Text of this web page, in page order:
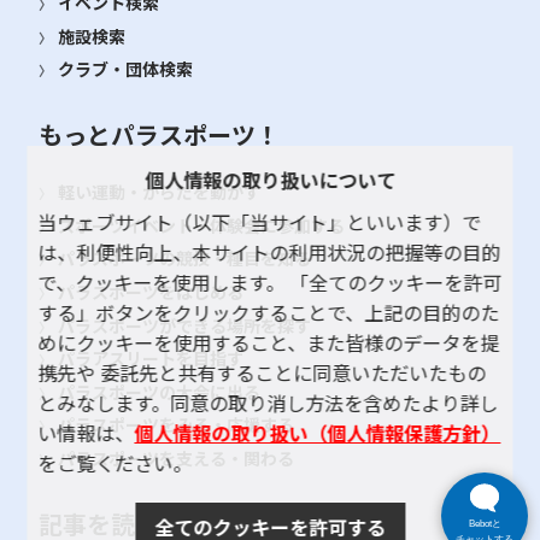
施設検索
クラブ・団体検索
もっとパラスポーツ！
軽い運動・からだを動かす
スポーツイベント・体験会に参加する
パラスポーツの競技・種目を知る
パラスポーツをはじめる
パラスポーツができる場所を探す
パラアスリートを目指す
パラスポーツの大会に出る
パラスポーツをみる・応援する
パラスポーツを支える・関わる
記事を読む
個人情報の取り扱いについて
当ウェブサイト（以下「当サイト」といいます）で
は、利便性向上、本サイトの利用状況の把握等の目的
で、クッキーを使用します。 「全てのクッキーを許可
する」ボタンをクリックすることで、上記の目的のた
めにクッキーを使用すること、また皆様のデータを提
携先や 委託先と共有することに同意いただいたもの
とみなします。同意の取り消し方法を含めたより詳し
い情報は、個人情報の取り扱い（個人情報保護方針）
をご覧ください。
全てのクッキーを許可する
Bebotと